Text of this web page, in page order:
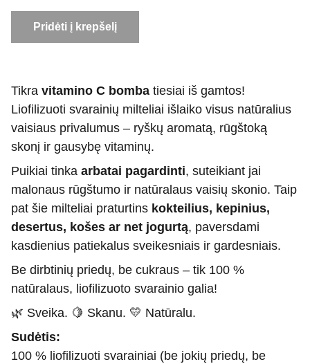
Pridėti į krepšelį
Tikra vitamino C bomba tiesiai iš gamtos!
Liofilizuoti svarainių milteliai išlaiko visus natūralius
vaisiaus privalumus – ryškų aromatą, rūgštoką
skonį ir gausybę vitaminų.
Puikiai tinka arbatai pagardinti, suteikiant jai
malonaus rūgštumo ir natūralaus vaisių skonio. Taip
pat šie milteliai praturtins kokteilius, kepinius,
desertus, košes ar net jogurtą, paversdami
kasdienius patiekalus sveikesniais ir gardesniais.
Be dirbtinių priedų, be cukraus – tik 100 %
natūralaus, liofilizuoto svarainio galia!
🌿 Sveika. 🍋 Skanu. 💛 Natūralu.
Sudėtis:
100 % liofilizuoti svarainiai (be jokių priedų, be